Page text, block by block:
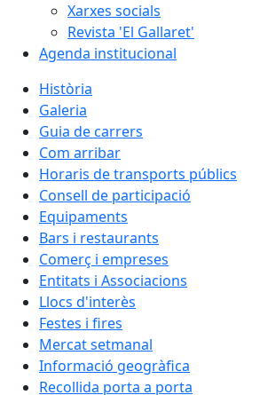
Xarxes socials
Revista 'El Gallaret'
Agenda institucional
Història
Galeria
Guia de carrers
Com arribar
Horaris de transports públics
Consell de participació
Equipaments
Bars i restaurants
Comerç i empreses
Entitats i Associacions
Llocs d'interès
Festes i fires
Mercat setmanal
Informació geogràfica
Recollida porta a porta